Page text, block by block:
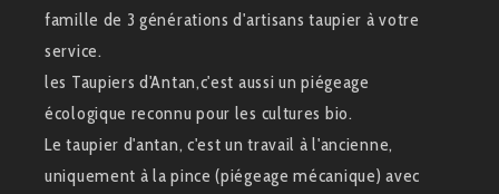
famille de 3 générations d'artisans taupier à votre
service.
les Taupiers d'Antan,c'est aussi un piégeage
écologique reconnu pour les cultures bio.
Le taupier d'antan, c'est un travail à l'ancienne,
uniquement à la pince (piégeage mécanique) avec